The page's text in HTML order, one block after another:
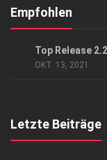
Kontakt,
Empfohlen
Top Release
OKT. 13, 2021
Letzte Beiträge